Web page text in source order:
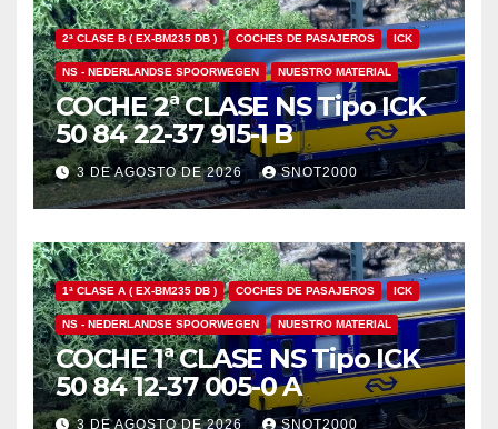
2ª CLASE B ( EX-BM235 DB ) COCHES DE PASAJEROS ICK
NS - NEDERLANDSE SPOORWEGEN NUESTRO MATERIAL
COCHE 2ª CLASE NS Tipo ICK
50 84 22-37 915-1 B
3 DE AGOSTO DE 2026 SNOT2000
1ª CLASE A ( EX-BM235 DB ) COCHES DE PASAJEROS ICK
NS - NEDERLANDSE SPOORWEGEN NUESTRO MATERIAL
COCHE 1ª CLASE NS Tipo ICK
50 84 12-37 005-0 A
3 DE AGOSTO DE 2026 SNOT2000